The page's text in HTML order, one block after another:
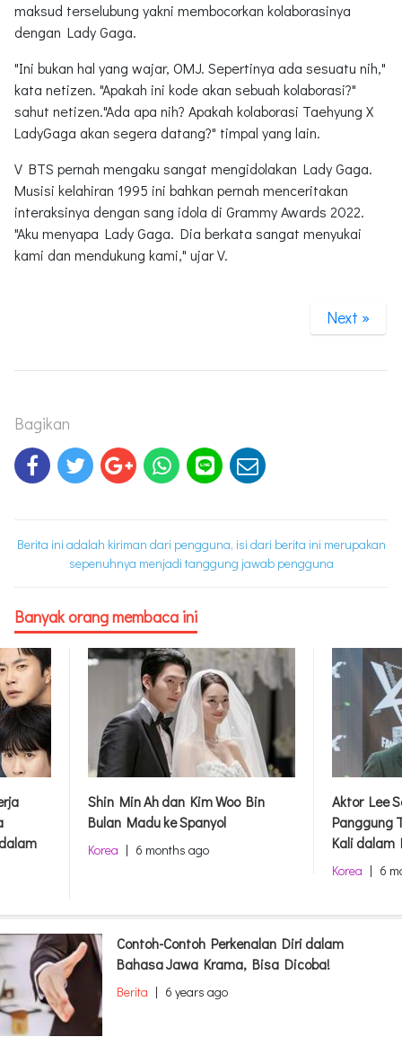
maksud terselubung yakni membocorkan kolaborasinya
dengan Lady Gaga.
"Ini bukan hal yang wajar, OMJ. Sepertinya ada sesuatu nih,"
kata netizen. "Apakah ini kode akan sebuah kolaborasi?"
sahut netizen."Ada apa nih? Apakah kolaborasi Taehyung X
LadyGaga akan segera datang?" timpal yang lain.
V BTS pernah mengaku sangat mengidolakan Lady Gaga.
Musisi kelahiran 1995 ini bahkan pernah menceritakan
interaksinya dengan sang idola di Grammy Awards 2022.
"Aku menyapa Lady Gaga. Dia berkata sangat menyukai
kami dan mendukung kami," ujar V.
Next »
Bagikan
Berita ini adalah kiriman dari pengguna, isi dari berita ini merupakan
sepenuhnya menjadi tanggung jawab pengguna
Banyak orang membaca ini
Shin Min Ah dan Kim Woo Bin
Bulan Madu ke Spanyol
Korea | 6 months ago
Aktor Lee
Panggung
Kali dalam
Korea | 6
Contoh-Contoh Perkenalan Diri dalam
Bahasa Jawa Krama, Bisa Dicoba!
Berita | 6 years ago